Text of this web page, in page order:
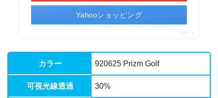
Yahooショッピング
ポチップ
カラー 920625 Prizm Golf
可視光線透過 30%